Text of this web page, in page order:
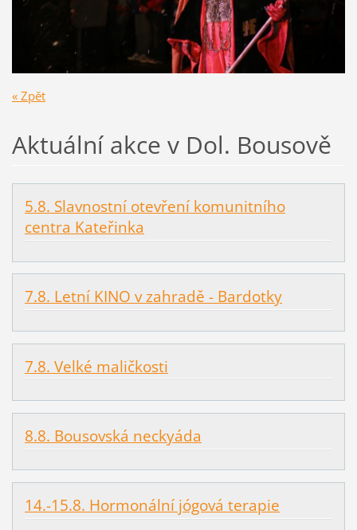
« Zpět
Aktuální akce v Dol. Bousově
5.8. Slavnostní otevření komunitního
centra Kateřinka
7.8. Letní KINO v zahradě - Bardotky
7.8. Velké maličkosti
8.8. Bousovská neckyáda
14.-15.8. Hormonální jógová terapie